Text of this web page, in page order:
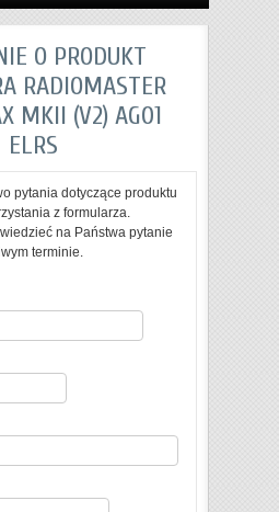
O PRODUKT
RADIOMASTER
MKII (V2) AG01
ELRS
pytania dotyczące produktu
z formularza.
na Państwa pytanie
terminie.